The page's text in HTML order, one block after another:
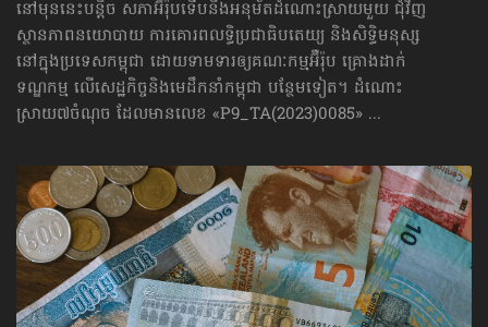
នៅមុននេះបន្តិច សភាអ៊ឺរ៉ុបទើបនឹងអនុម័តដំណោះស្រាយមួយ ជុំវិញ
ស្ថានភាពនយោបាយ ការគោរព​លទ្ធិ​ប្រជាធិបតេយ្យ និងសិទ្ធិមនុស្ស
នៅក្នុងប្រទេសកម្ពុជា ដោយទាមទារឲ្យគណៈកម្មអ៊ឺរ៉ុប គ្រោងដាក់​
ទណ្ឌកម្ម លើសេដ្ឋកិច្ច​និងមេដឹកនាំកម្ពុជា បន្ថែមទៀត។ ដំណោះ
ស្រាយ៧ចំណុច ដែលមានលេខ «P9_TA(2023)0085» ...